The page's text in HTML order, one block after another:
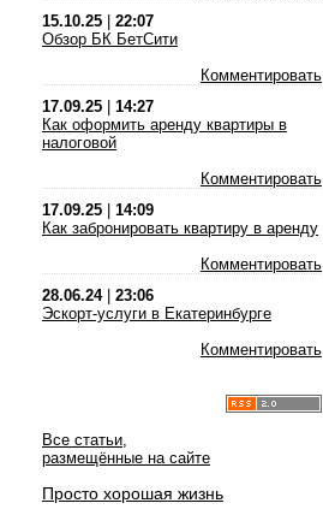
15.10.25
22:07
Обзор БК БетСити
Комментировать
17.09.25
14:27
Как оформить аренду квартиры в
налоговой
Комментировать
17.09.25
14:09
Как забронировать квартиру в аренду
Комментировать
28.06.24| 23:06
Эскорт-услуги в Екатеринбурге
Комментировать
Все статьи,
размещённые на сайте
Просто хорошая жизнь